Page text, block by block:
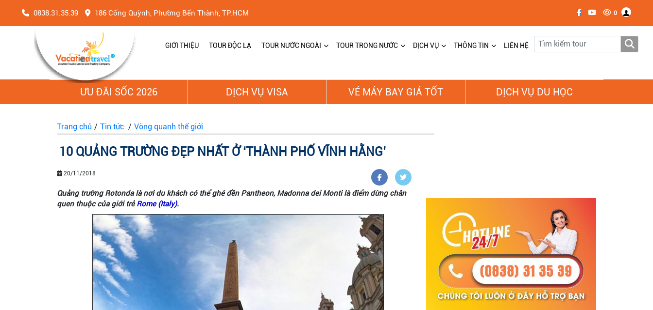
0838.31.35.39 186 Cống Quỳnh, Phường Bến Thành, TP.HCM 0
GIỚI THIỆU TOUR ĐỘC LẠ TOUR NƯỚC NGOÀI TOUR TRONG NƯỚC DỊCH VỤ THÔNG TIN LIÊN HỆ
ƯU ĐÃI SỐC 2026 DỊCH VỤ VISA VÉ MÁY BAY GIÁ TỐT DỊCH VỤ DU HỌC
Trang chủ / Tin tức / Vòng quanh thế giới
10 QUẢNG TRƯỜNG ĐẸP NHẤT Ở ‘THÀNH PHỐ VĨNH HẰNG’
20/11/2018
Quảng trường Rotonda là nơi du khách có thể ghé đền Pantheon, Madonna dei Monti là điểm dừng chân
quen thuộc của giới trẻ Rome (Italy).